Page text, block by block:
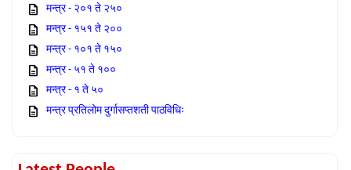
मन्त्र - २०१ ते २५०
मन्त्र - १५१ ते २००
मन्त्र - १०१ ते १५०
मन्त्र - ५१ ते १००
मन्त्र - १ ते ५०
मन्त्र प्रतिलोम दुर्गासप्तशती पाठविधिः